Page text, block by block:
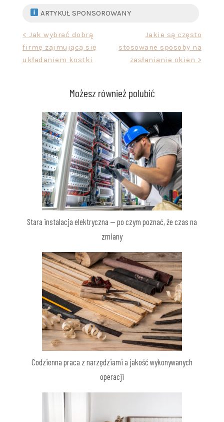
ARTYKUŁ SPONSOROWANY
Nawigacja
wpisu
< Jak wybrać dobrą
firmę zajmującą się
układaniem kostki
Jakie są często
stosowane sposoby na
zasłanianie okien >
Możesz również polubić
Stara instalacja elektryczna — po czym poznać, że czas na
zmiany
Codzienna praca z narzędziami a jakość wykonywanych
operacji